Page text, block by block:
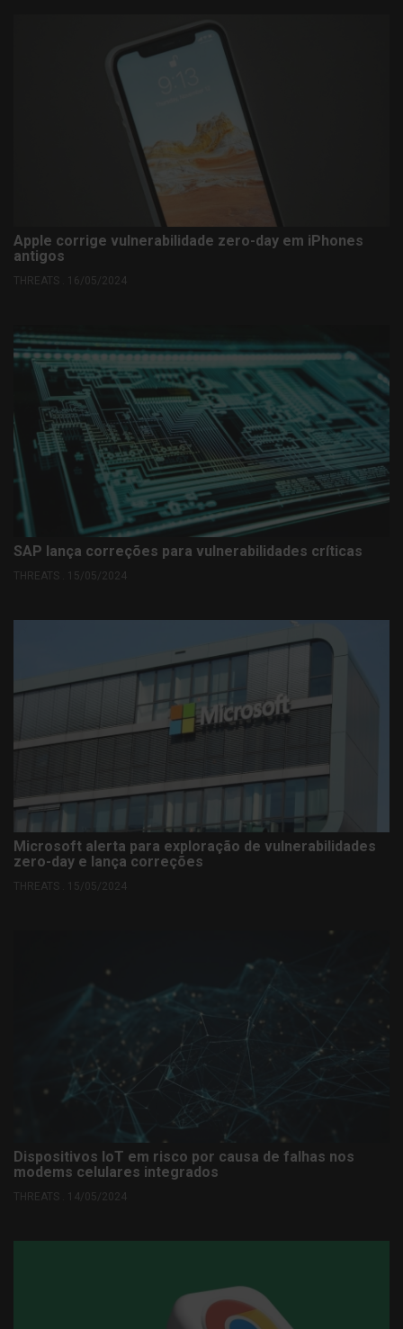
Apple corrige vulnerabilidade zero-day em iPhones
antigos
THREATS . 16/05/2024
SAP lança correções para vulnerabilidades críticas
THREATS . 15/05/2024
Microsoft alerta para exploração de vulnerabilidades
zero-day e lança correções
THREATS . 15/05/2024
Dispositivos IoT em risco por causa de falhas nos
modems celulares integrados
THREATS . 14/05/2024